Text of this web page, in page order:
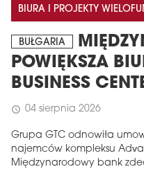
BIURA I PROJEKTY
BUŁGARIA
POWIĘKSZA
BUSINESS
schedule 04 sierpnia 2026
Grupa GTC odnowiła
najemców kompleksu
Międzynarodowy bank